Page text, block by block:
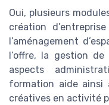
Oui, plusieurs
création
l’aménagement
l’offre, la gestion
aspects
formation aide ainsi
créatives en activité